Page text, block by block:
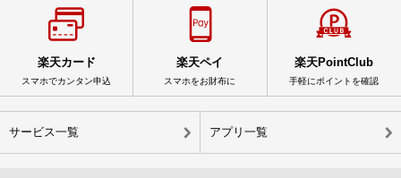
楽天カード
スマホでカンタン申込
楽天ペイ
スマホをお財布に
楽天PointClub
手軽にポイントを確認
サービス一覧 アプリ一覧